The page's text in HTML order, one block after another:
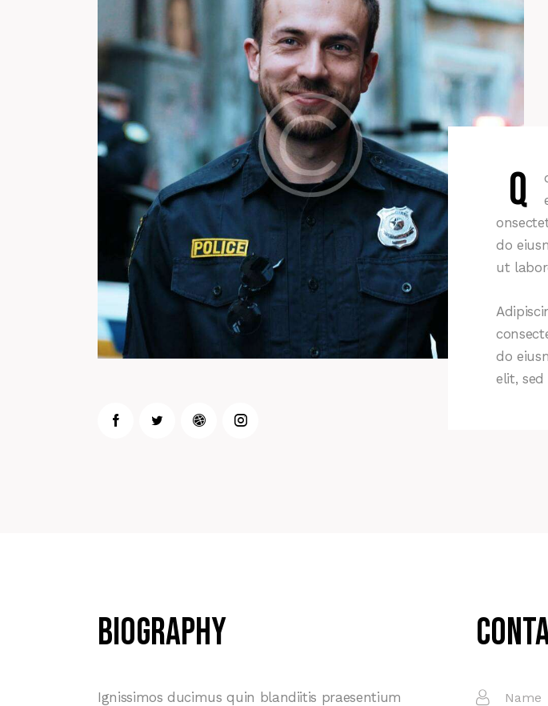
Q
do
ut
do
elit,
Biography
Ignissimos ducimus quin blandiitis praesentium